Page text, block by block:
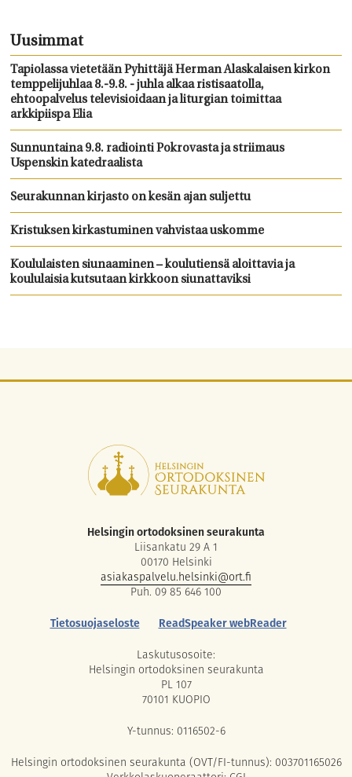
Uusimmat
Tapiolassa vietetään Pyhittäjä Herman Alaskalaisen kirkon
temppelijuhlaa 8.-9.8. - juhla alkaa ristisaatolla,
ehtoopalvelus televisioidaan ja liturgian toimittaa
arkkipiispa Elia
Sunnuntaina 9.8. radiointi Pokrovasta ja striimaus
Uspenskin katedraalista
Seurakunnan kirjasto on kesän ajan suljettu
Kristuksen kirkastuminen vahvistaa uskomme
Koululaisten siunaaminen – koulutiensä aloittavia ja
koululaisia kutsutaan kirkkoon siunattaviksi
Helsingin ortodoksinen seurakunta
Liisankatu 29 A 1
00170 Helsinki
asiakaspalvelu.helsinki@ort.fi
Puh. 09 85 646 100
Tietosuojaseloste
ReadSpeaker webReader
Laskutusosoite:
Helsingin ortodoksinen seurakunta
PL 107
70101 KUOPIO
Y-tunnus: 0116502-6
Helsingin ortodoksinen seurakunta (OVT/FI-tunnus): 003701165026